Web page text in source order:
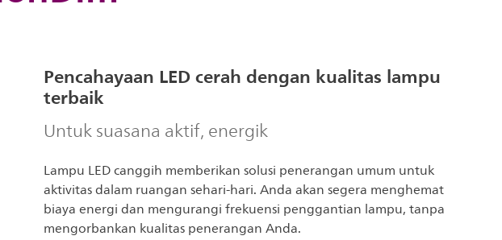
Pencahayaan LED cerah dengan kualitas lampu
terbaik
Untuk suasana aktif, energik
Lampu LED canggih memberikan solusi penerangan umum untuk
aktivitas dalam ruangan sehari-hari. Anda akan segera menghemat
biaya energi dan mengurangi frekuensi penggantian lampu, tanpa
mengorbankan kualitas penerangan Anda.